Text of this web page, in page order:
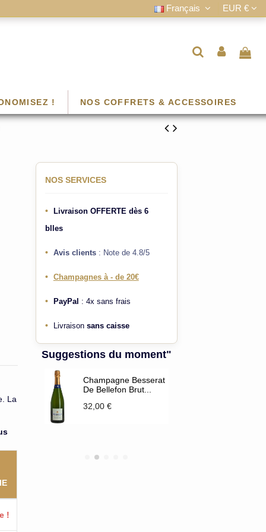
Français EUR €
! NOS COFFRETS & ACCESSOIRES
La
!
NOS SERVICES
• Livraison OFFERTE dès 6
blles
• Avis clients: Note de 4.8/5
• Champagnes à - de 20€
• PayPal : 4x sans frais
• Livraison sans caisse
Suggestions du moment"
Champagne Besserat
De Bellefon Brut...
32,00 €